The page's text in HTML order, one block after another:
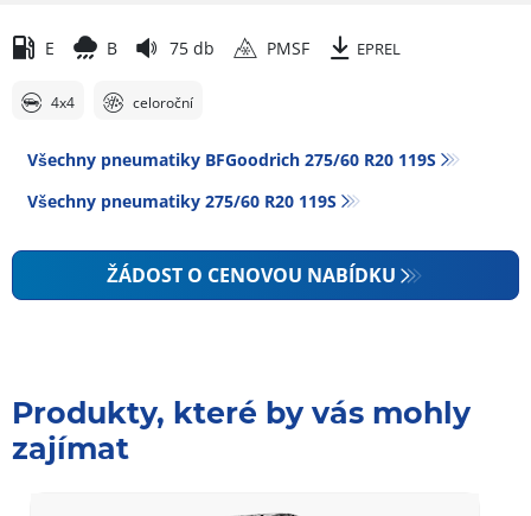
6E B 75 db PMSF EPREL
4x4 celoroční
Všechny pneumatiky BFGoodrich 275/60 R20 119S
Všechny pneumatiky‎ 275/60 R20 119S
ŽÁDOST O CENOVOU NABÍDKU
Produkty, které by vás mohly
zajímat